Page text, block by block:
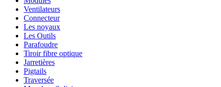
Ventilateurs
Connecteur
Les noyaux
Les Outils
Parafoudre
Tiroir fibre optique
Jarretières
Pigtails
Traversée